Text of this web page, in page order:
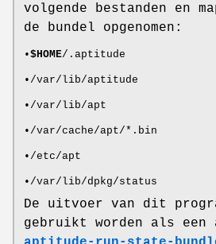
volgende bestanden en
de bundel opgenomen:
•$HOME/.aptitude
•/var/lib/aptitude
•/var/lib/apt
•/var/cache/apt/*.bin
•/etc/apt
•/var/lib/dpkg/status
De uitvoer van dit
gebruikt worden als een